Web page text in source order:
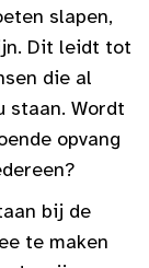
slapen,
Dit leidt tot
die al
staan. Wordt
opvang
bij de
te maken